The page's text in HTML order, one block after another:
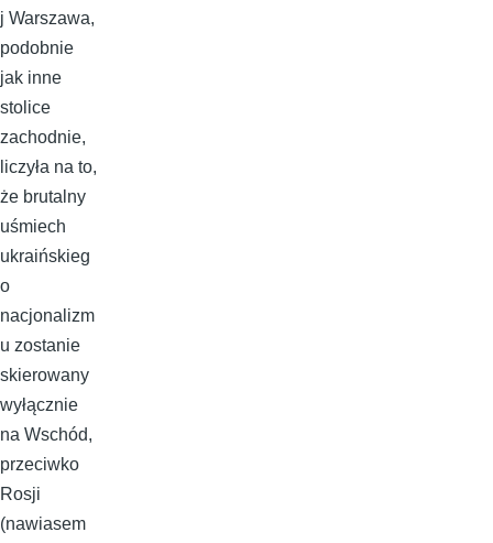
j Warszawa,
podobnie
jak inne
stolice
zachodnie,
liczyła na to,
że brutalny
uśmiech
ukraińskieg
o
nacjonalizm
u zostanie
skierowany
wyłącznie
na Wschód,
przeciwko
Rosji
(nawiasem